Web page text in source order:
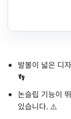
발볼이 넓은 디
👣
논슬립 기능이
있습니다. ⚠️